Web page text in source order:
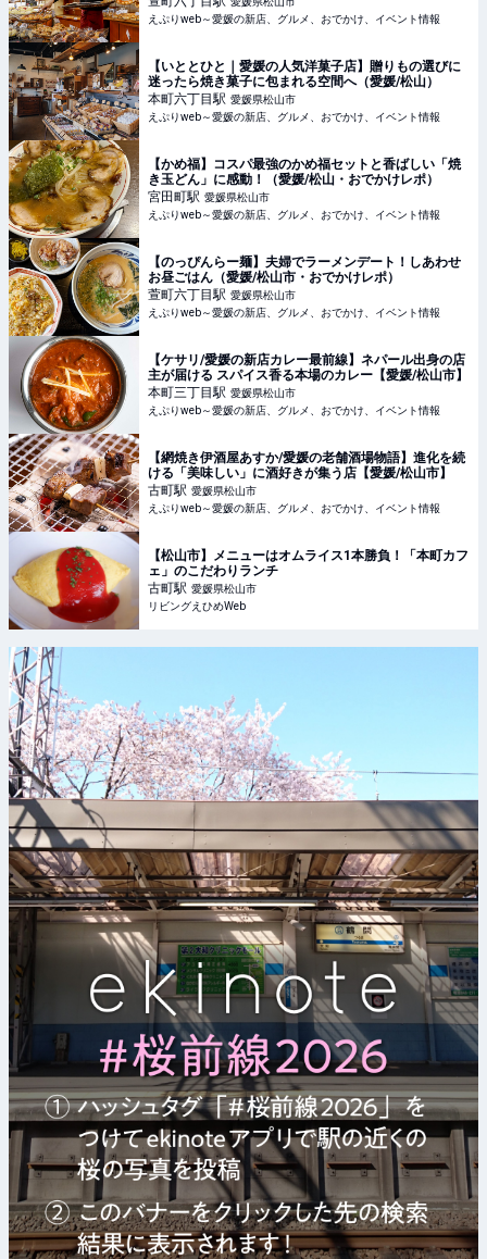
えぷりweb～愛媛の新店、グルメ、おでかけ、イベント情報
【いととひと｜愛媛の人気洋菓子店】贈りもの選びに
迷ったら焼き菓子に包まれる空間へ（愛媛/松山）
本町六丁目駅 愛媛県松山市
えぷりweb～愛媛の新店、グルメ、おでかけ、イベント情報
【かめ福】コスパ最強のかめ福セットと香ばしい「焼
き玉どん」に感動！（愛媛/松山・おでかけレポ）
宮田町駅 愛媛県松山市
えぷりweb～愛媛の新店、グルメ、おでかけ、イベント情報
【のっぴんらー麺】夫婦でラーメンデート！しあわせ
お昼ごはん（愛媛/松山市・おでかけレポ）
萱町六丁目駅 愛媛県松山市
えぷりweb～愛媛の新店、グルメ、おでかけ、イベント情報
【ケサリ/愛媛の新店カレー最前線】ネパール出身の店
主が届ける スパイス香る本場のカレー【愛媛/松山市】
本町三丁目駅 愛媛県松山市
えぷりweb～愛媛の新店、グルメ、おでかけ、イベント情報
【網焼き伊酒屋あすか/愛媛の老舗酒場物語】進化を続
ける「美味しい」に酒好きが集う店【愛媛/松山市】
古町駅 愛媛県松山市
えぷりweb～愛媛の新店、グルメ、おでかけ、イベント情報
【松山市】メニューはオムライス1本勝負！「本町カフ
ェ」のこだわりランチ
古町駅 愛媛県松山市
リビングえひめWeb